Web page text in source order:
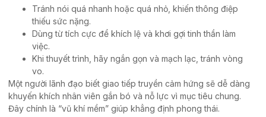
Tránh nói quá nhanh hoặc quá nhỏ, khiến thông điệp
thiếu sức nặng.
Dùng từ tích cực để khích lệ và khơi gợi tinh thần làm
việc.
Khi thuyết trình, hãy ngắn gọn và mạch lạc, tránh vòng
vo.
Một người lãnh đạo biết giao tiếp truyền cảm hứng sẽ dễ dàng
khuyến khích nhân viên gắn bó và nỗ lực vì mục tiêu chung.
Đây chính là “vũ khí mềm” giúp khẳng định phong thái.